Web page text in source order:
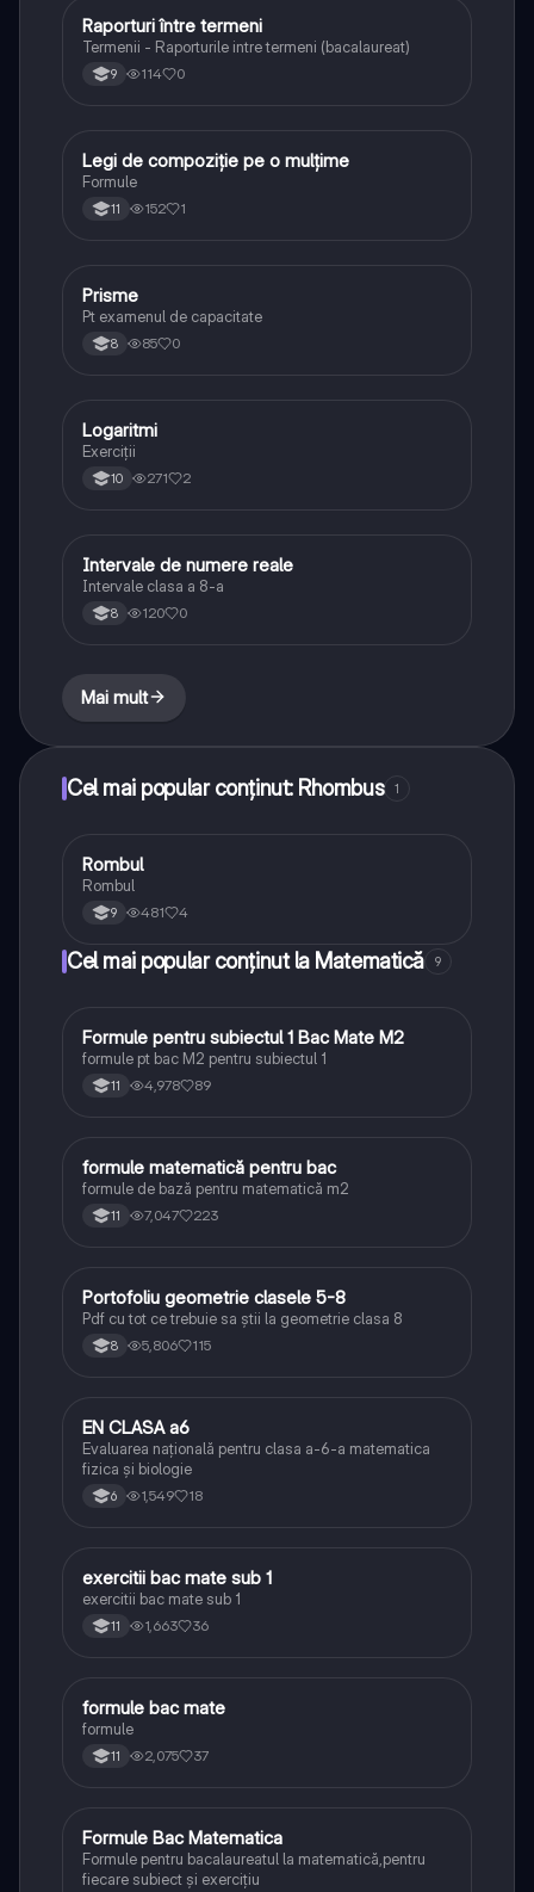
Logică
Raporturi între termeni
Termenii - Raporturile intre termeni (bacalaureat)
9 114 0
Matematică
Legi de compoziție pe o mulțime
Formule
11 152 1
Matematică
Prisme
Pt examenul de capacitate
8 85 0
Matematică
Logaritmi
Exerciții
10 271 2
Matematică
Intervale de numere reale
Intervale clasa a 8-a
8 120 0
Mai mult
Cel mai popular conținut: Rhombus 1
Matematică
Rombul
Rombul
9 481 4
Cel mai popular conținut la Matematică 9
Matematică
Formule pentru subiectul 1 Bac Mate M2
formule pt bac M2 pentru subiectul 1
11 4,978 89
Matematică
formule matematică pentru bac
formule de bază pentru matematică m2
11 7,047 223
Matematică
Portofoliu geometrie clasele 5-8
Pdf cu tot ce trebuie sa știi la geometrie clasa 8
8 5,806 115
Matematică
EN CLASA a6
Evaluarea națională pentru clasa a-6-a matematica
fizica și biologie
6 1,549 18
Matematică
exercitii bac mate sub 1
exercitii bac mate sub 1
11 1,663 36
Matematică
formule bac mate
formule
11 2,075 37
Matematică
Formule Bac Matematica
Formule pentru bacalaureatul la matematică,pentru
fiecare subiect și exercițiu